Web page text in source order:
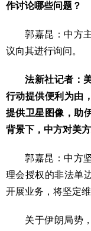
作讨论哪些问题？
郭嘉昆：中方
议向其进行询问。
法新社记者：
行动提供便利为由
提供卫星图像，助
背景下，中方对美
郭嘉昆：中方
理会授权的非法单
开展业务，将坚定
关于伊朗局势